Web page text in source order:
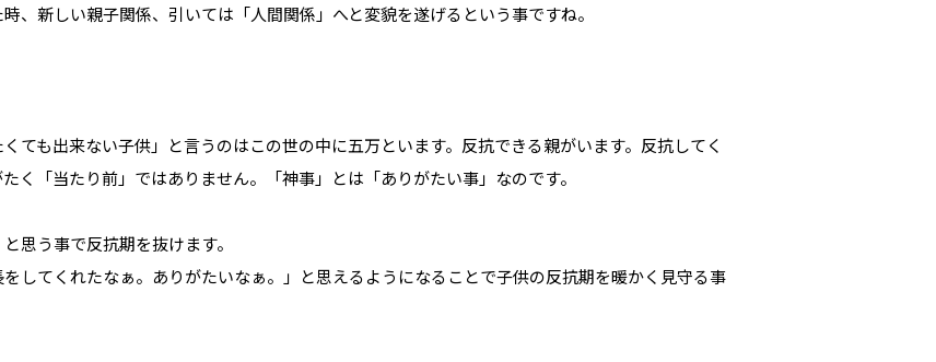
、新しい親子関係、引いては「人間関係」へと変貌を遂げるという事ですね。
ても出来ない子供」と言うのはこの世の中に五万といます。反抗できる親がいます。反抗してく
く「当たり前」ではありません。「神事」とは「ありがたい事」なのです。
思う事で反抗期を抜けます。
してくれたなぁ。ありがたいなぁ。」と思えるようになることで子供の反抗期を暖かく見守る事